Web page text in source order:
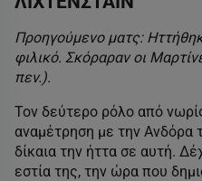
Προηγούμενο ματς:
φιλικό. Σκόραραν οι
πεν.).
Τον δεύτερο ρόλο από
αναμέτρηση με την Ανδόρα
δίκαια την ήττα σε αυτή.
εστία της, την ώρα που